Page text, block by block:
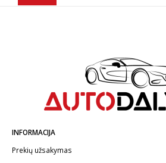
INFORMACIJA
Prekių užsakymas